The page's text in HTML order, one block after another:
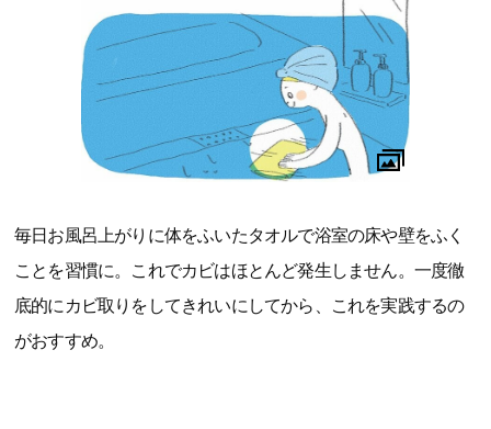
毎日お風呂上がりに体をふいたタオルで浴室の床や壁をふく
ことを習慣に。これでカビはほとんど発生しません。一度徹
底的にカビ取りをしてきれいにしてから、これを実践するの
がおすすめ。